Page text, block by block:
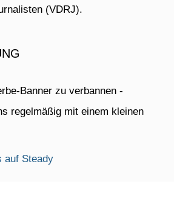
(VDRJ).
Banner zu verbannen -
regelmäßig mit einem kleinen